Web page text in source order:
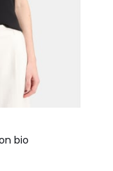
bio